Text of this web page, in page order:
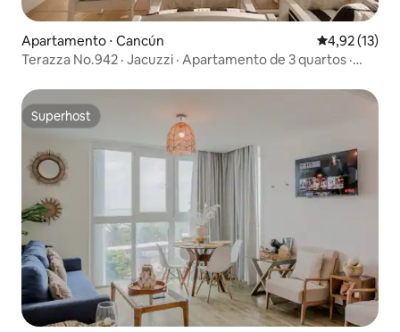
Apartamento ⋅ Cancún 4,92 de uma
4,92 (13)
Terazza No.942 · Jacuzzi · Apartamento de 3 quartos ·
Superhost
Superhost